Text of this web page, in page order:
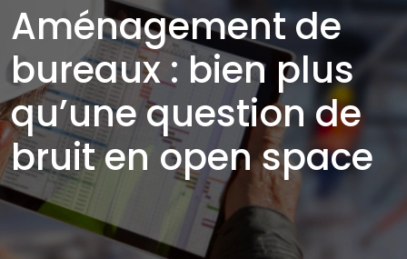
Aménagement de
bureaux : bien plus
qu’une question de
bruit en open space